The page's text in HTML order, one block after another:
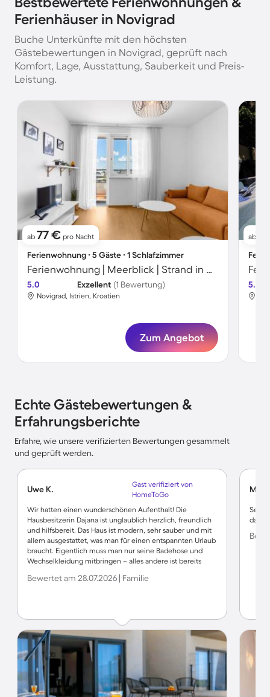
Ferienhäuser in Novigrad
Buche Unterkünfte mit den höchsten
Gästebewertungen in Novigrad, geprüft nach
Komfort, Lage, Ausstattung, Sauberkeit und Preis-
Leistung.
ab 77 € pro Nacht
Ferienwohnung ∙ 5 Gäste ∙ 1 Schlafzimmer
Ferienwohnung | Meerblick | Strand in der Nähe
5.0 Exzellent (1 Bewertung)
Novigrad, Istrien, Kroatien
Zum Angebot
ab
5.0
Echte Gästebewertungen &
Erfahrungsberichte
Erfahre, wie unsere verifizierten Bewertungen gesammelt
und geprüft werden.
Uwe K.
Gast verifiziert von
HomeToGo
Wir hatten einen wunderschönen Aufenthalt! Die
Hausbesitzerin Dajana ist unglaublich herzlich, freundlich
und hilfsbereit. Das Haus ist modern, sehr sauber und mit
allem ausgestattet, was man für einen entspannten Urlaub
braucht. Eigentlich muss man nur seine Badehose und
Wechselkleidung mitbringen – alles andere ist bereits
weiterempfehlen und bedanken uns ganz herzlich bei
Bewertet am 28.07.2026 | Familie
Sehr